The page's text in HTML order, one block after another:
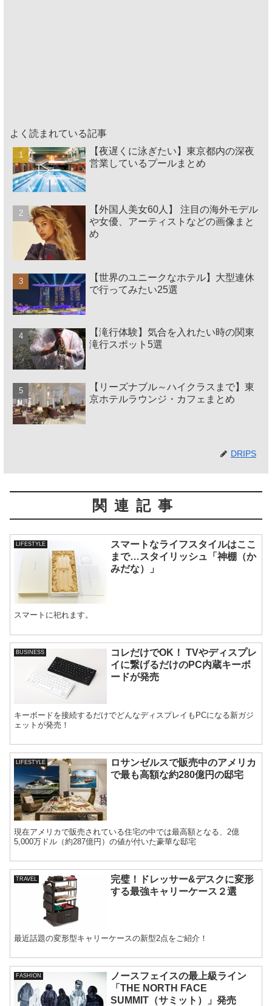
よく読まれている記事
【夜遅くに泳ぎたい】東京都内の深夜
営業しているプールまとめ
【外国人美女60人】 注目の海外モデル
や女優、アーティストなどの画像まと
め
【世界のユニークなホテル】大型連休
で行ってみたい25選
【滝行体験】気合を入れたい時の関東
滝行スポット5選
【リーズナブル～ハイクラスまで】東
京ホテルラウンジ・カフェまとめ
DRIPS
関連記事
LIFESTYLE
スマートなライフスタイルはここ
まで…スタイリッシュ「神棚（か
みだな）」
スマートに祀れます。
BUSINESS
コレだけでOK！ TVやディスプレ
イに繋げるだけのPC内蔵キーボ
ードが発売
キーボードを接続するだけでどんなディスプレイもPCになる新ガジ
ェットが発売！
LIFESTYLE
ロサンゼルスで販売中のアメリカ
で最も高額な約280億円の邸宅
現在アメリカで販売されている住宅の中では最高額となる、2億
5,000万ドル（約287億円）の値が付いた豪華な邸宅
TRAVEL
完璧！ドレッサー&デスクに変形
する最強キャリーケース２選
最近話題の変形型キャリーケースの新型2点をご紹介！
FASHION
ノースフェイスの最上級ライン
「THE NORTH FACE
SUMMIT（サミット）」発売